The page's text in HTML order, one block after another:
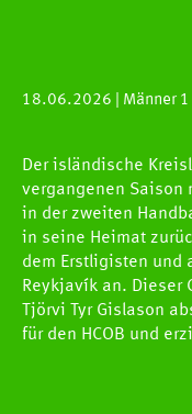
18.06.2026 | Männer 1
Der isländische
vergangenen Saison
in der zweiten
in seine Heimat
dem Erstligisten und
Reykjavík an. Dieser
Tjörvi Tyr Gislason
für den HCOB und